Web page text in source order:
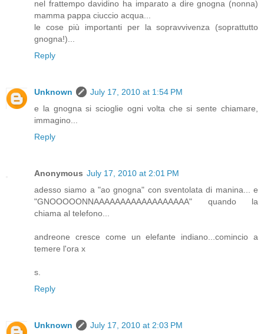
nel frattempo davidino ha imparato a dire gnogna (nonna)
mamma pappa ciuccio acqua...
le cose più importanti per la sopravvivenza (soprattutto
gnogna!)...
Reply
Unknown
July 17, 2010 at 1:54 PM
e la gnogna si scioglie ogni volta che si sente chiamare,
immagino...
Reply
Anonymous July 17, 2010 at 2:01 PM
adesso siamo a "ao gnogna" con sventolata di manina... e
"GNOOOOONNAAAAAAAAAAAAAAAAAA" quando la
chiama al telefono...
andreone cresce come un elefante indiano...comincio a
temere l'ora x
s.
Reply
Unknown
July 17, 2010 at 2:03 PM